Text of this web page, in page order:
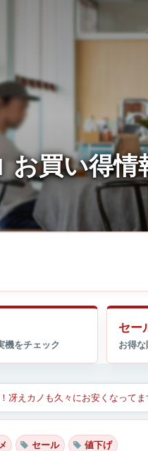
セー
冴えカノも久々にお安くなってま
セール 値下げ